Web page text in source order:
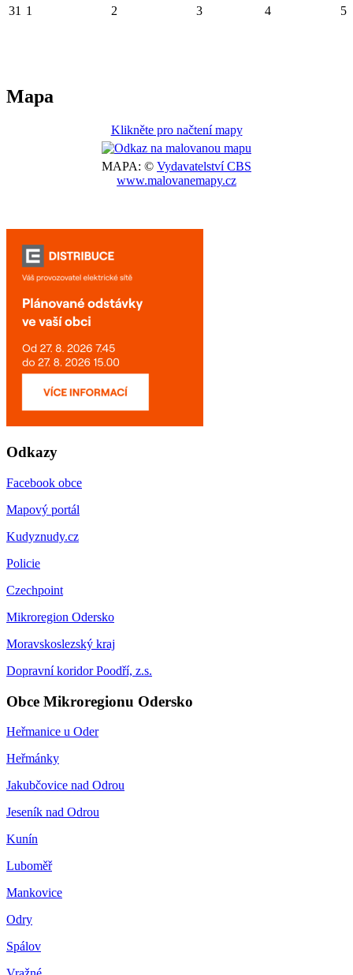
31 1 2 3 4 5
Mapa
Klikněte pro načtení mapy
MAPA: © Vydavatelství CBS
www.malovanemapy.cz
Odkazy
Facebook obce
Mapový portál
Kudyznudy.cz
Policie
Czechpoint
Mikroregion Odersko
Moravskoslezský kraj
Dopravní koridor Poodří, z.s.
Obce Mikroregionu Odersko
Heřmanice u Oder
Heřmánky
Jakubčovice nad Odrou
Jeseník nad Odrou
Kunín
Luboměř
Mankovice
Odry
Spálov